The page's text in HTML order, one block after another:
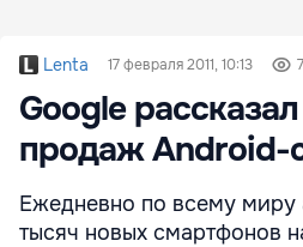
Lenta 17 февраля 2011, 10:13
Google
продаж Android-
Ежедневно по всему миру
тысяч новых смартфонов